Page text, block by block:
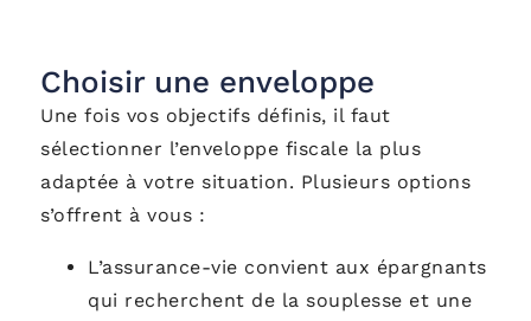
Choisir une enveloppe
Une fois vos objectifs définis, il faut
sélectionner l’enveloppe fiscale la plus
adaptée à votre situation. Plusieurs options
s’offrent à vous :
L’assurance-vie convient aux épargnants
qui recherchent de la souplesse et une